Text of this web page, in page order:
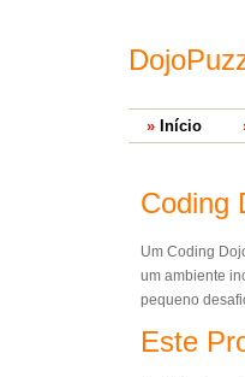
Início
Coding
Um Coding
um ambiente
pequeno
Este